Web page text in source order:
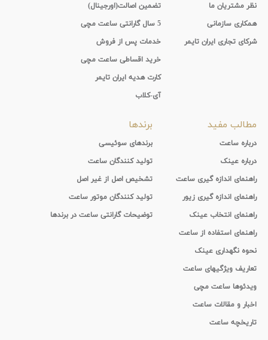
نظر مشتریان ما
همکاری سازمانی
شرکای تجاری ایران تایمر
تضمین اصالت(اورجینال)
5 سال گارانتی ساعت مچی
خدمات پس از فروش
خرید اقساطی ساعت مچی
کارت هدیه ایران تایمر
آی-کلاب
مطالب مفید
درباره ساعت
درباره عینک
راهنمای اندازه گیری ساعت
راهنمای اندازه گیری زیور
راهنمای انتخاب عینک
راهنمای استفاده از ساعت
نحوه نگهداری عینک
تعاریف ویژگیهای ساعت
ویدئوها ساعت مچی
اخبار و مقالات ساعت
تاریخچه ساعت
برندها
برندهای سوئیسی
تولید کنندگان ساعت
تشخیص اصل از غیر اصل
تولید کنندگان موتور ساعت
توضیحات گارانتی ساعت در برندها